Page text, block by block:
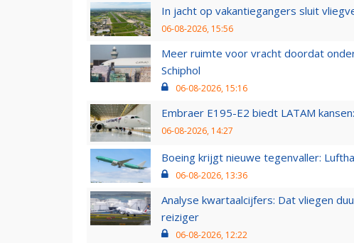
In jacht op vakantiegangers sluit
06-08-2026, 15:56
Meer ruimte voor vracht doordat
Schiphol
06-08-2026, 15:16
Embraer E195-E2 biedt LATAM
06-08-2026, 14:27
Boeing krijgt nieuwe tegenvaller:
06-08-2026, 13:36
Analyse kwartaalcijfers: Dat vliegen
reiziger
06-08-2026, 12:22